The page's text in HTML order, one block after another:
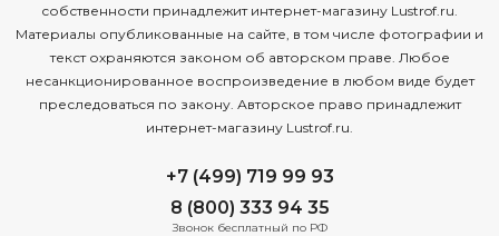
собственности принадлежит интернет-магазину Lustrof.ru.
Материалы опубликованные на сайте, в том числе фотографии и
текст охраняются законом об авторском праве. Любое
несанкционированное воспроизведение в любом виде будет
преследоваться по закону. Авторское право принадлежит
интернет-магазину Lustrof.ru.
+7 (499) 719 99 93
8 (800) 333 94 35
Звонок бесплатный по РФ